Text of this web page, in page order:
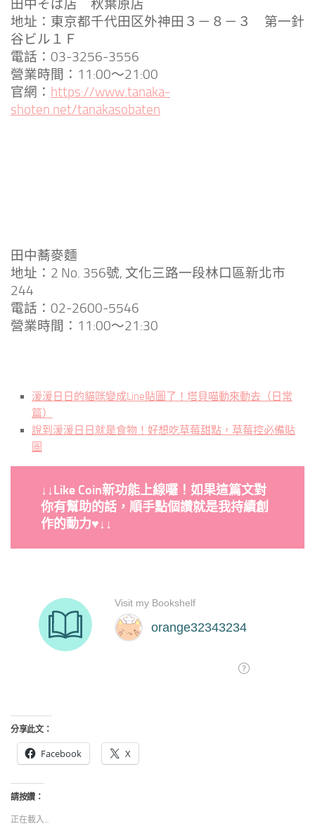
田中そば店 秋葉原店
地址：東京都千代田区外神田３－８－３ 第一針
谷ビル１Ｆ
電話：03-3256-3556
營業時間：11:00～21:00
官網： https://www.tanaka-
shoten.net/tanakasobaten
田中蕎麥麵
地址：2 No. 356號, 文化三路一段林口區新北市
244
電話：02-2600-5546
營業時間：11:00～21:30
湲湲日日的貓咪變成Line貼圖了！塔貝喵動來動去（日常
篇）
說到湲湲日日就是食物！好想吃草莓甜點，草莓控必備貼
圖
↓↓Like Coin新功能上線囉！如果這篇文對
你有幫助的話，順手點個讚就是我持續創
作的動力♥↓↓
分享此文：
Facebook X
請按讚：
正在載入...